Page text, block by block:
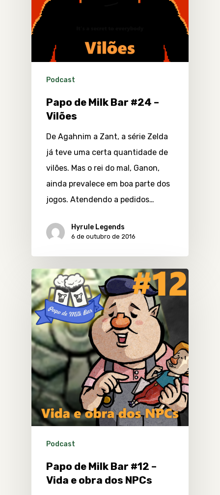
Podcast
Papo de Milk Bar #24 –
Vilões
De Agahnim a Zant, a série Zelda
já teve uma certa quantidade de
vilões. Mas o rei do mal, Ganon,
ainda prevalece em boa parte dos
jogos. Atendendo a pedidos…
Hyrule Legends
6 de outubro de 2016
Podcast
Papo de Milk Bar #12 –
Vida e obra dos NPCs